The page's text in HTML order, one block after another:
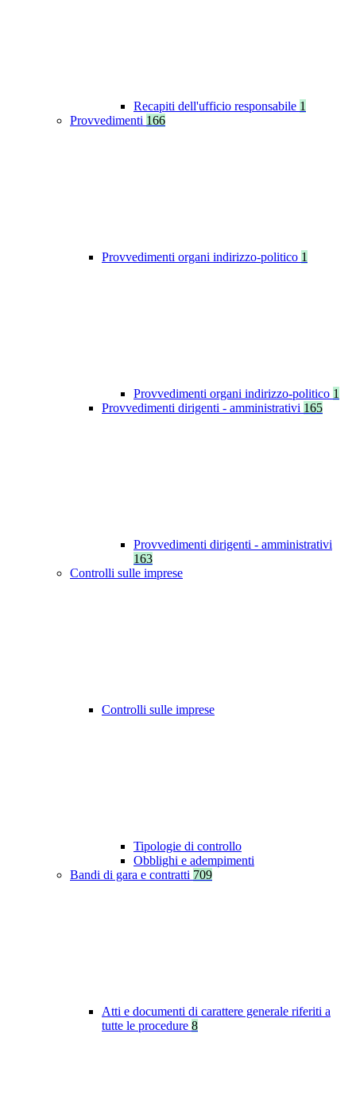
Recapiti dell'ufficio responsabile 1
Provvedimenti 166
Provvedimenti organi indirizzo-politico 1
Provvedimenti organi indirizzo-politico 1
Provvedimenti dirigenti - amministrativi 165
Provvedimenti dirigenti - amministrativi
163
Controlli sulle imprese
Controlli sulle imprese
Tipologie di controllo
Obblighi e adempimenti
Bandi di gara e contratti 709
Atti e documenti di carattere generale riferiti a
tutte le procedure 8